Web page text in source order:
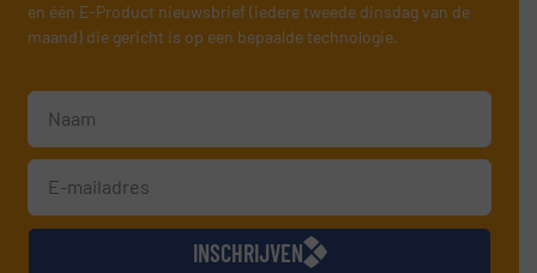
en één E-Product nieuwsbrief (iedere tweede dinsdag van de
maand) die gericht is op een bepaalde technologie.
INSCHRIJVEN